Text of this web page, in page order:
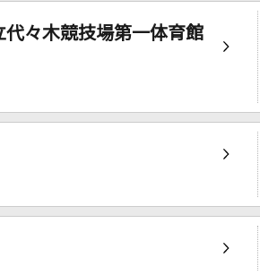
代々木競技場第一体育館